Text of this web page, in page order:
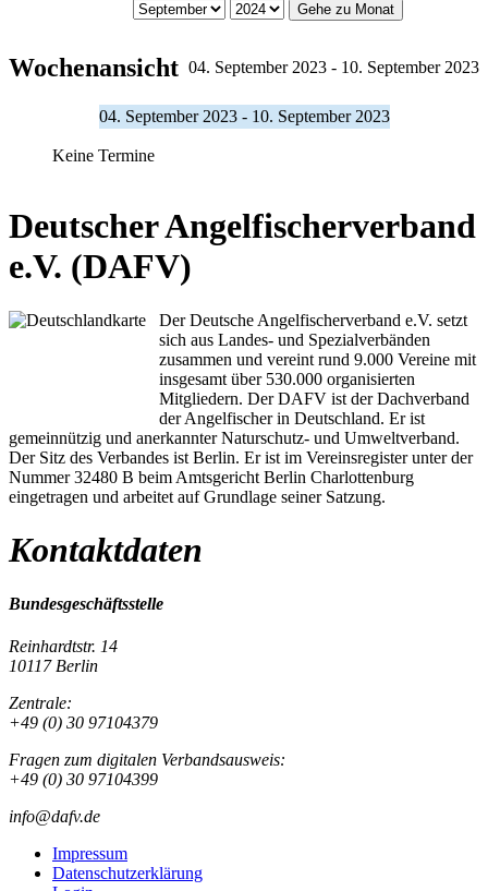
Gehe zu Monat
Wochenansicht 04. September 2023 - 10. September 2023
04. September 2023 - 10. September 2023
Keine Termine
Deutscher Angelfischerverband
e.V. (DAFV)
Der Deutsche Angelfischerverband e.V. setzt
sich aus Landes- und Spezialverbänden
zusammen und vereint rund 9.000 Vereine mit
insgesamt über 530.000 organisierten
Mitgliedern. Der DAFV ist der Dachverband
der Angelfischer in Deutschland. Er ist
gemeinnützig und anerkannter Naturschutz- und Umweltverband.
Der Sitz des Verbandes ist Berlin. Er ist im Vereinsregister unter der
Nummer 32480 B beim Amtsgericht Berlin Charlottenburg
eingetragen und arbeitet auf Grundlage seiner Satzung.
Kontaktdaten
Bundesgeschäftsstelle
Reinhardtstr. 14
10117 Berlin
Zentrale:
+49 (0) 30 97104379
Fragen zum digitalen Verbandsausweis:
+49 (0) 30 97104399
info@dafv.de
Impressum
Datenschutzerklärung